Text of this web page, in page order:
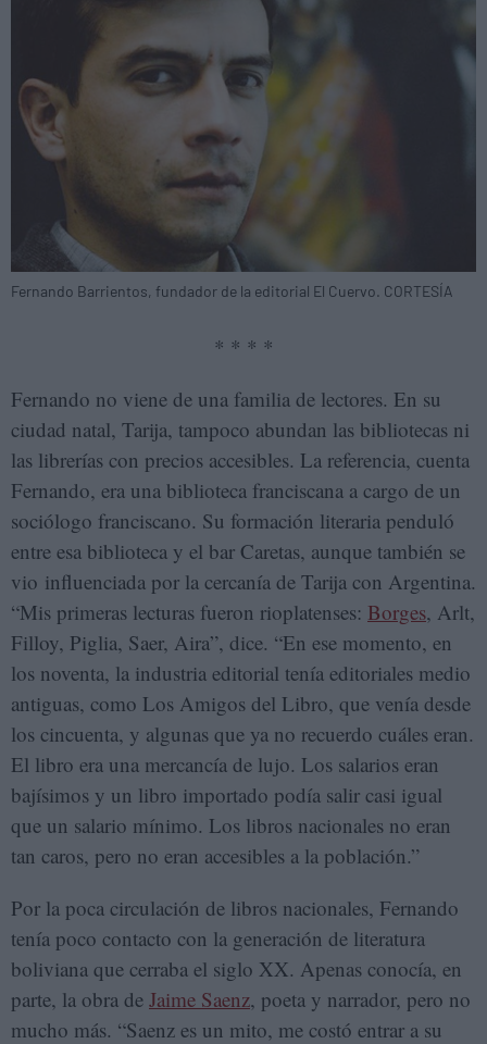
Fernando Barrientos, fundador de la editorial El Cuervo. CORTESÍA
* * * *
Fernando no viene de una familia de lectores. En su
ciudad natal, Tarija, tampoco abundan las bibliotecas ni
las librerías con precios accesibles. La referencia, cuenta
Fernando, era una biblioteca franciscana a cargo de un
sociólogo franciscano. Su formación literaria penduló
entre esa biblioteca y el bar Caretas, aunque también se
vio influenciada por la cercanía de Tarija con Argentina.
“Mis primeras lecturas fueron rioplatenses: Borges, Arlt,
Filloy, Piglia, Saer, Aira”, dice. “En ese momento, en
los noventa, la industria editorial tenía editoriales medio
antiguas, como Los Amigos del Libro, que venía desde
los cincuenta, y algunas que ya no recuerdo cuáles eran.
El libro era una mercancía de lujo. Los salarios eran
bajísimos y un libro importado podía salir casi igual
que un salario mínimo. Los libros nacionales no eran
tan caros, pero no eran accesibles a la población.”
Por la poca circulación de libros nacionales, Fernando
tenía poco contacto con la generación de literatura
boliviana que cerraba el siglo XX. Apenas conocía, en
parte, la obra de Jaime Saenz, poeta y narrador, pero no
mucho más. “Saenz es un mito, me costó entrar a su